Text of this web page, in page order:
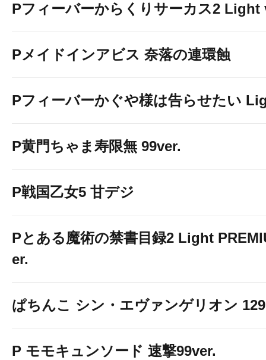
Pフィーバーからくりサーカス2 Light
Pメイドインアビス 奈落の連環蝕
Pフィーバーかぐや様は告らせたい
P黄門ちゃま寿限無 99ver.
P戦国乙女5 甘デジ
Pとある魔術の禁書目録2 Light
er.
ぱちんこ シン・エヴァンゲリオン
P モモキュンソード 速撃99ver.